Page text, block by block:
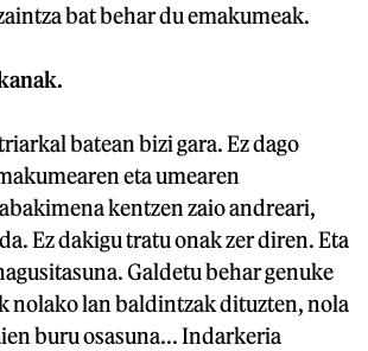
bat behar du emakumeak.
batean bizi gara. Ez dago
eta umearen
kentzen zaio andreari,
Ez dakigu tratu onak zer diren. Eta
Galdetu behar genuke
nolako lan baldintzak dituzten, nola
buru osasuna... Indarkeria